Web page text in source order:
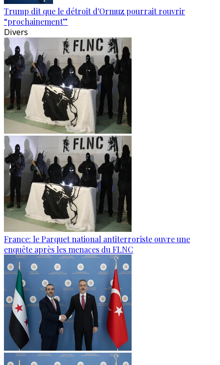
Trump dit que le détroit d'Ormuz pourrait rouvrir
“prochainement”
Divers
France: le Parquet national antiterroriste ouvre une
enquête après les menaces du FLNC